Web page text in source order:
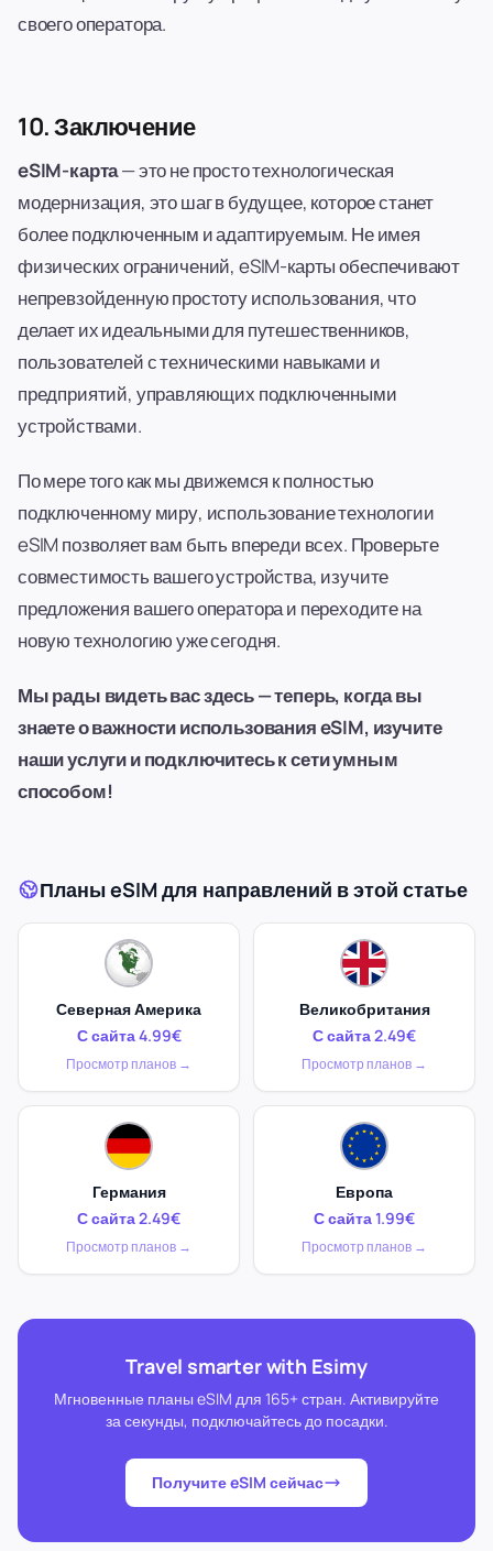
своего оператора.
10. Заключение
eSIM-карта— это не просто технологическая
модернизация, это шаг в будущее, которое станет
более подключенным и адаптируемым. Не имея
физических ограничений, eSIM-карты обеспечивают
непревзойденную простоту использования, что
делает их идеальными для путешественников,
пользователей с техническими навыками и
предприятий, управляющих подключенными
устройствами.
По мере того как мы движемся к полностью
подключенному миру, использование технологии
eSIM позволяет вам быть впереди всех. Проверьте
совместимость вашего устройства, изучите
предложения вашего оператора и переходите на
новую технологию уже сегодня.
Мы рады видеть вас здесь — теперь, когда вы
знаете о важности использования eSIM, изучите
наши услуги и подключитесь к сети умным
способом!
Планы eSIM для направлений в этой статье
Северная Америка
С сайта 4.99€
Просмотр планов →
Великобритания
С сайта 2.49€
Просмотр планов →
Германия
С сайта 2.49€
Просмотр планов →
Европа
С сайта 1.99€
Просмотр планов →
Travel smarter with Esimy
Мгновенные планы eSIM для 165+ стран. Активируйте
за секунды, подключайтесь до посадки.
Получите eSIM сейчас